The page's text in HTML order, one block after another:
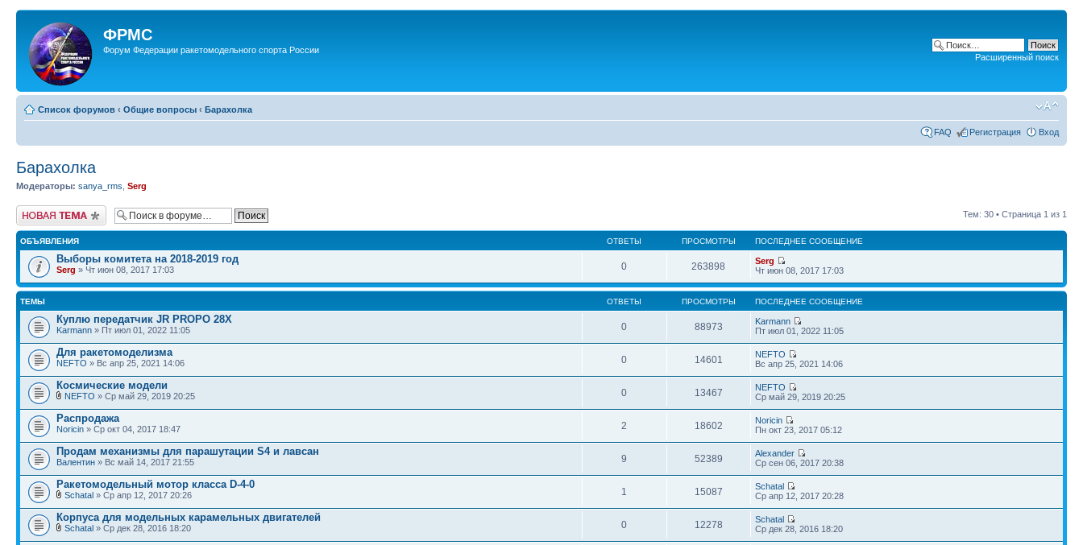
ФРМС
Форум Федерации ракетомодельного спорта России
Расширенный поиск
Список форумов ‹ Общие вопросы ‹ Барахолка
FAQ Регистрация Вход
Барахолка
Модераторы: sanya_rms Serg
Новая тема Тем: 30 • Страница 1 из 1
ОБЪЯВЛЕНИЯ ОТВЕТЫ ПРОСМОТРЫ ПОСЛЕДНЕЕ СООБЩЕНИЕ
Выборы комитета на 2018-2019 год
Serg » Чт июн 08, 2017 17:03 0 263898
Serg
Чт июн 08, 2017 17:03
ТЕМЫ ОТВЕТЫ ПРОСМОТРЫ ПОСЛЕДНЕЕ СООБЩЕНИЕ
Куплю передатчик JR PROPO 28X
Karmann » Пт июл 01, 2022 11:05 0 88973
Karmann
Пт июл 01, 2022 11:05
Для ракетомоделизма
NEFTO » Вс апр 25, 2021 14:06 0 14601
NEFTO
Вс апр 25, 2021 14:06
Космические модели
NEFTO » Ср май 29, 2019 20:25 0 13467
NEFTO
Ср май 29, 2019 20:25
Распродажа
Noricin » Ср окт 04, 2017 18:47 2 18602
Noricin
Пн окт 23, 2017 05:12
Продам механизмы для парашутации S4 и лавсан
Валентин » Вс май 14, 2017 21:55 9 52389
Alexander
Ср сен 06, 2017 20:38
Ракетомодельный мотор класса D-4-0
Schatal » Ср апр 12, 2017 20:26 1 15087
Schatal
Ср апр 12, 2017 20:28
Корпуса для модельных карамельных двигателей
Schatal » Ср дек 28, 2016 18:20 0 12278
Schatal
Ср дек 28, 2016 18:20